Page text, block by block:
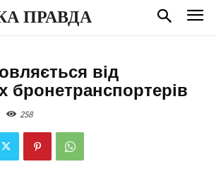
ПРАВДА
від
бронетранспортерів
258